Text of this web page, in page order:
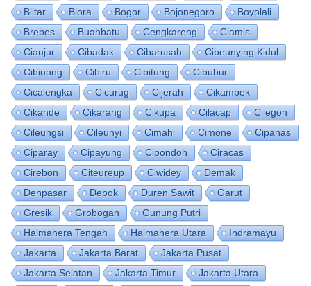
Blitar
Blora Bogor Bojonegoro
Boyolali
Brebes
Buahbatu Cengkareng
Ciamis
Cianjur
Cibadak Cibarusah
Cibeunying Kidul
Cibinong
Cibiru Cibitung
Cibubur
Cicalengka
Cicurug Cijerah
Cikampek
Cikande
Cikarang Cikupa Cilacap
Cilegon
Cileungsi
Cileunyi Cimahi Cimone
Cipanas
Ciparay
Cipayung Cipondoh
Ciracas
Cirebon
Citeureup Ciwidey
Demak
Denpasar
Depok Duren Sawit
Garut
Gresik
Grobogan
Gunung Putri
Halmahera Tengah
Halmahera Utara
Indramayu
Jakarta
Jakarta Barat
Jakarta Pusat
Jakarta Selatan
Jakarta Timur
Jakarta Utara